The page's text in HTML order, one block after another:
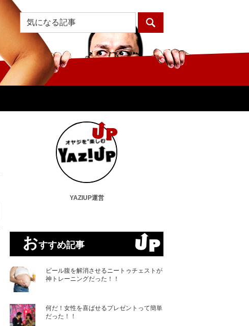
YAZIUP運営
おすすめ記事
ビール腹を解消させるニートゥチェストが
神トレーニングだった！！
何だ！女性を喜ばせるプレゼントって簡単
だった！！